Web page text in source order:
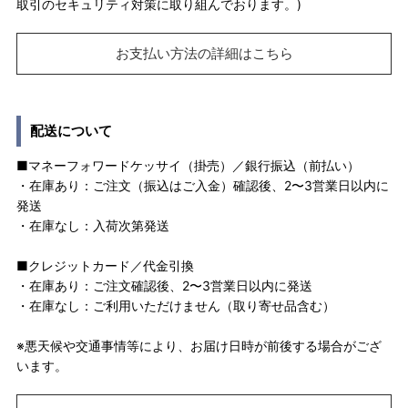
取引のセキュリティ対策に取り組んでおります。)
お支払い方法の詳細はこちら
配送について
■マネーフォワードケッサイ（掛売）／銀行振込（前払い）
・在庫あり：ご注文（振込はご入金）確認後、2〜3営業日以内に
発送
・在庫なし：入荷次第発送
■クレジットカード／代金引換
・在庫あり：ご注文確認後、2〜3営業日以内に発送
・在庫なし：ご利用いただけません（取り寄せ品含む）
※悪天候や交通事情等により、お届け日時が前後する場合がござ
います。